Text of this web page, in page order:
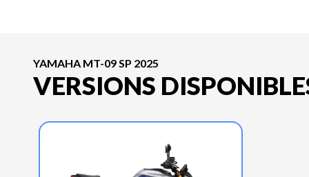
YAMAHA MT-09 SP 2025
VERSIONS